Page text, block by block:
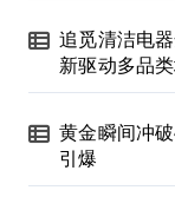
追觅清洁电
新驱动多品
黄金瞬间冲
引爆